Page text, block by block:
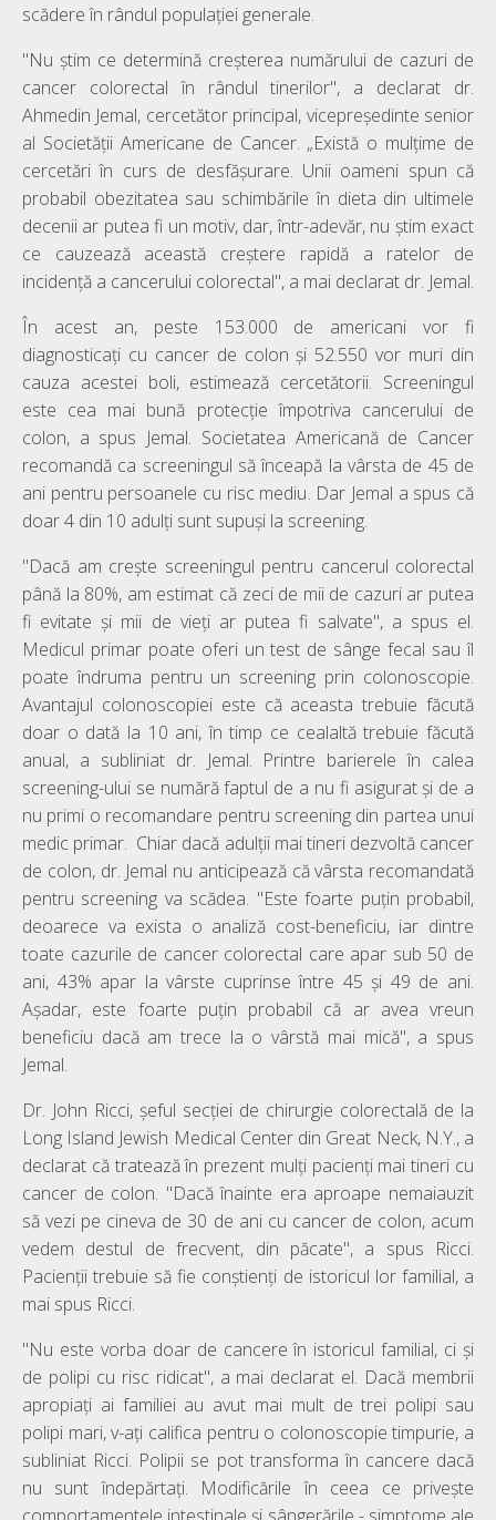
scădere în rândul populației generale.
"Nu știm ce determină creșterea numărului de cazuri de
cancer colorectal în rândul tinerilor", a declarat dr.
Ahmedin Jemal, cercetător principal, vicepreședinte senior
al Societății Americane de Cancer. „Există o mulțime de
cercetări în curs de desfășurare. Unii oameni spun că
probabil obezitatea sau schimbările în dieta din ultimele
decenii ar putea fi un motiv, dar, într-adevăr, nu știm exact
ce cauzează această creștere rapidă a ratelor de
incidență a cancerului colorectal", a mai declarat dr. Jemal.
În acest an, peste 153.000 de americani vor fi
diagnosticați cu cancer de colon și 52.550 vor muri din
cauza acestei boli, estimează cercetătorii. Screeningul
este cea mai bună protecție împotriva cancerului de
colon, a spus Jemal. Societatea Americană de Cancer
recomandă ca screeningul să înceapă la vârsta de 45 de
ani pentru persoanele cu risc mediu. Dar Jemal a spus că
doar 4 din 10 adulți sunt supuși la screening.
"Dacă am crește screeningul pentru cancerul colorectal
până la 80%, am estimat că zeci de mii de cazuri ar putea
fi evitate și mii de vieți ar putea fi salvate", a spus el.
Medicul primar poate oferi un test de sânge fecal sau îl
poate îndruma pentru un screening prin colonoscopie.
Avantajul colonoscopiei este că aceasta trebuie făcută
doar o dată la 10 ani, în timp ce cealaltă trebuie făcută
anual, a subliniat dr. Jemal. Printre barierele în calea
screening-ului se numără faptul de a nu fi asigurat și de a
nu primi o recomandare pentru screening din partea unui
medic primar. Chiar dacă adulții mai tineri dezvoltă cancer
de colon, dr. Jemal nu anticipează că vârsta recomandată
pentru screening va scădea. "Este foarte puțin probabil,
deoarece va exista o analiză cost-beneficiu, iar dintre
toate cazurile de cancer colorectal care apar sub 50 de
ani, 43% apar la vârste cuprinse între 45 și 49 de ani.
Așadar, este foarte puțin probabil că ar avea vreun
beneficiu dacă am trece la o vârstă mai mică", a spus
Jemal.
Dr. John Ricci, șeful secției de chirurgie colorectală de la
Long Island Jewish Medical Center din Great Neck, N.Y., a
declarat că tratează în prezent mulți pacienți mai tineri cu
cancer de colon. "Dacă înainte era aproape nemaiauzit
să vezi pe cineva de 30 de ani cu cancer de colon, acum
vedem destul de frecvent, din păcate", a spus Ricci.
Pacienții trebuie să fie conștienți de istoricul lor familial, a
mai spus Ricci.
"Nu este vorba doar de cancere în istoricul familial, ci și
de polipi cu risc ridicat", a mai declarat el. Dacă membrii
apropiați ai familiei au avut mai mult de trei polipi sau
polipi mari, v-ați califica pentru o colonoscopie timpurie, a
subliniat Ricci. Polipii se pot transforma în cancere dacă
nu sunt îndepărtați. Modificările în ceea ce privește
comportamentele intestinale și sângerările - simptome ale